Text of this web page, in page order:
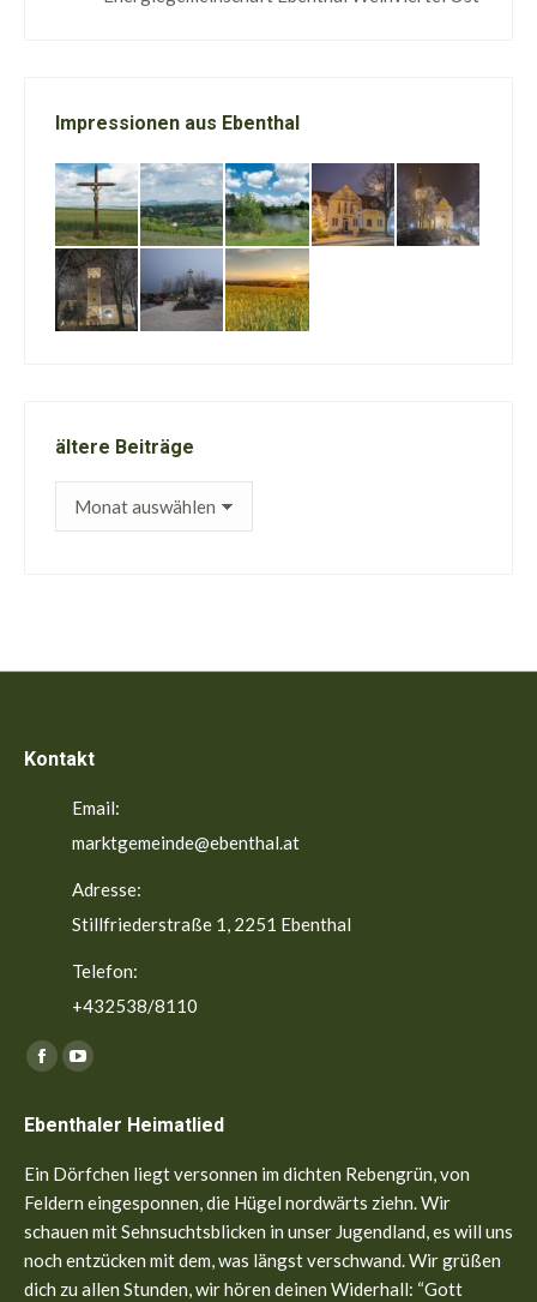
Impressionen aus Ebenthal
ältere Beiträge
ältere
Kontakt
Email:
marktgemeinde@ebenthal.at
Adresse:
Stillfriederstraße 1, 2251 Ebenthal
Telefon:
+432538/8110
Finden Sie uns auf:
Facebook
opens
in
new
window
YouTube
opens
in
new
window
Ebenthaler Heimatlied
Ein Dörfchen liegt versonnen im dichten Rebengrün, von
Feldern eingesponnen, die Hügel nordwärts ziehn. Wir
schauen mit Sehnsuchtsblicken in unser Jugendland, es will uns
noch entzücken mit dem, was längst verschwand. Wir grüßen
dich zu allen Stunden, wir hören deinen Widerhall: “Gott